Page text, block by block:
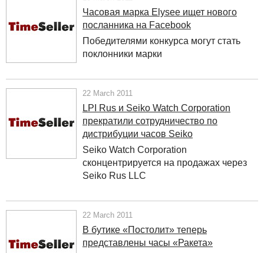
Часовая марка Elysee ищет нового
посланника на Facebook
Победителями конкурса могут стать
поклонники марки
22 March 2011
LPI Rus и Seiko Watch Corporation
прекратили сотрудничество по
дистрибуции часов Seiko
Seiko Watch Corporation
сконцентрируется на продажах через
Seiko Rus LLC
22 March 2011
В бутике «Постолит» теперь
представлены часы «Ракета»